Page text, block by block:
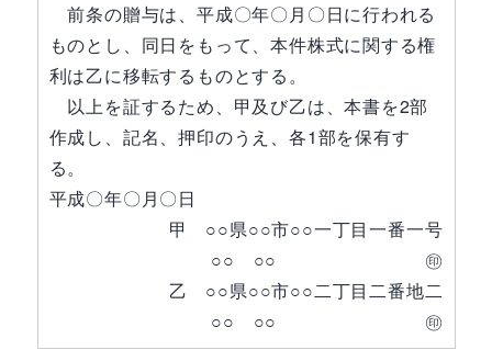
前条の贈与は、平成〇年〇月〇日に行われる
ものとし、同日をもって、本件株式に関する権
利は乙に移転するものとする。
以上を証するため、甲及び乙は、本書を2部
作成し、記名、押印のうえ、各1部を保有す
る。
平成〇年〇月〇日
甲 ○○県○○市○○一丁目一番一号
○○ ○○ ㊞
乙 ○○県○○市○○二丁目二番地二
○○ ○○ ㊞